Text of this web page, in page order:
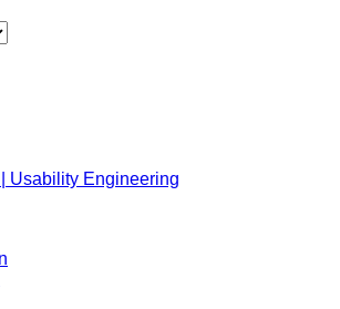
Usability Engineering